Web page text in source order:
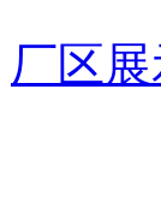
厂区